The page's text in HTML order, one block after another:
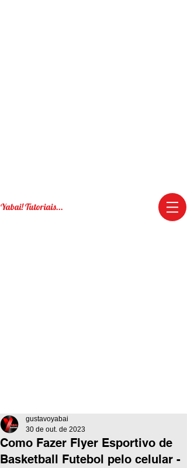
Yabai! Tutoriais...
Como Fazer Flyer Esportivo de
Basketball Futebol pelo celular -
gustavoyabai
30 de out. de 2023